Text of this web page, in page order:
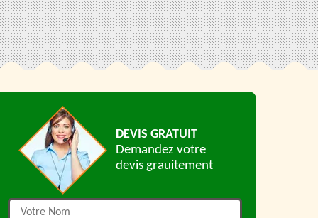
DEVIS GRATUIT
Demandez votre
devis grauitement